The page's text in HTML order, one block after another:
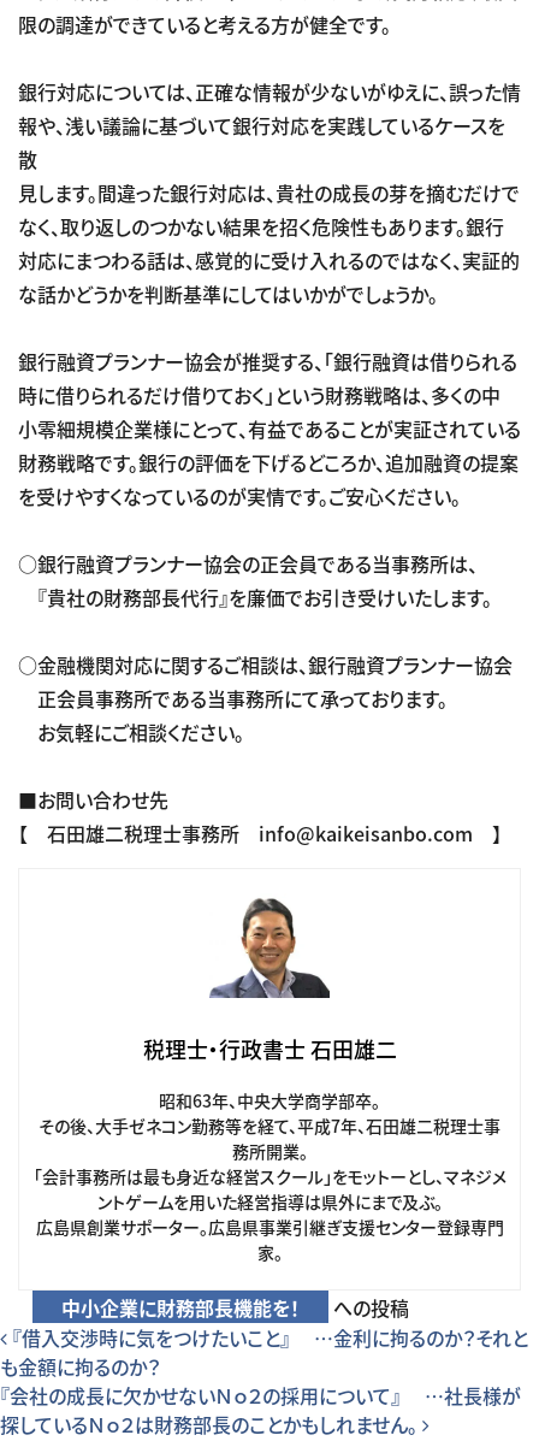
限の調達ができていると考える方が健全です。
銀行対応については、正確な情報が少ないがゆえに、誤った情
報や、浅い議論に基づいて銀行対応を実践しているケースを
散
見します。間違った銀行対応は、貴社の成長の芽を摘むだけで
なく、取り返しのつかない結果を招く危険性もあります。銀行
対応にまつわる話は、感覚的に受け入れるのではなく、実証的
な話かどうかを判断基準にしてはいかがでしょうか。
銀行融資プランナー協会が推奨する、「銀行融資は借りられる
時に借りられるだけ借りておく」という財務戦略は、多くの中
小零細規模企業様にとって、有益であることが実証されている
財務戦略です。銀行の評価を下げるどころか、追加融資の提案
を受けやすくなっているのが実情です。ご安心ください。
○銀行融資プランナー協会の正会員である当事務所は、
『貴社の財務部長代行』を廉価でお引き受けいたします。
○金融機関対応に関するご相談は、銀行融資プランナー協会
正会員事務所である当事務所にて承っております。
お気軽にご相談ください。
■お問い合わせ先
【 石田雄二税理士事務所 info@kaikeisanbo.com 】
税理士・行政書士 石田雄二
昭和63年、中央大学商学部卒。
その後、大手ゼネコン勤務等を経て、平成7年、石田雄二税理士事
務所開業。
「会計事務所は最も身近な経営スクール」をモットーとし、マネジメ
ントゲームを用いた経営指導は県外にまで及ぶ。
広島県創業サポーター。広島県事業引継ぎ支援センター登録専門
家。
中小企業に財務部長機能を！ への投稿
投稿ナビゲーション
『借入交渉時に気をつけたいこと』 …金利に拘るのか？それと
も金額に拘るのか？
『会社の成長に欠かせないＮｏ２の採用について』 …社長様が
探しているＮｏ２は財務部長のことかもしれません。